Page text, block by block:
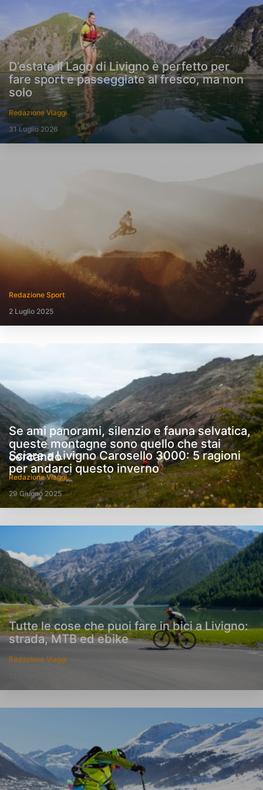
D’estate il Lago di Livigno è perfetto per
fare sport e passeggiate al fresco, ma non
solo
Redazione Viaggi
31 Luglio 2026
Redazione Sport
2 Luglio 2025
Se ami panorami, silenzio e fauna selvatica,
queste montagne sono quello che stai
cercando
Redazione Viaggi
29 Giugno 2025
Tutte le cose che puoi fare in bici a Livigno:
strada, MTB ed ebike
Redazione Viaggi
Sciare a Livigno Carosello 3000: 5 ragioni
per andarci questo inverno